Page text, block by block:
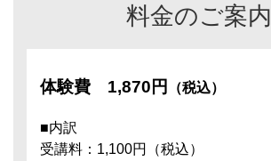
料金のご案内
体験費 1,870円 （税込）
■内訳
受講料：1,100円（税込）